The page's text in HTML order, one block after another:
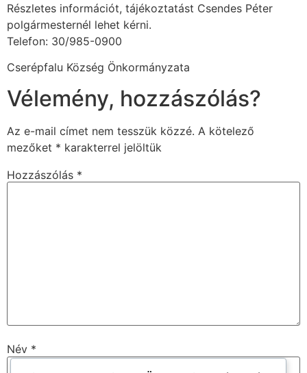
Részletes információt, tájékoztatást Csendes Péter
polgármesternél lehet kérni.
Telefon: 30/985-0900
Cserépfalu Község Önkormányzata
Vélemény, hozzászólás?
Az e-mail címet nem tesszük közzé. A kötelező
mezőket * karakterrel jelöltük
Hozzászólás *
Név *